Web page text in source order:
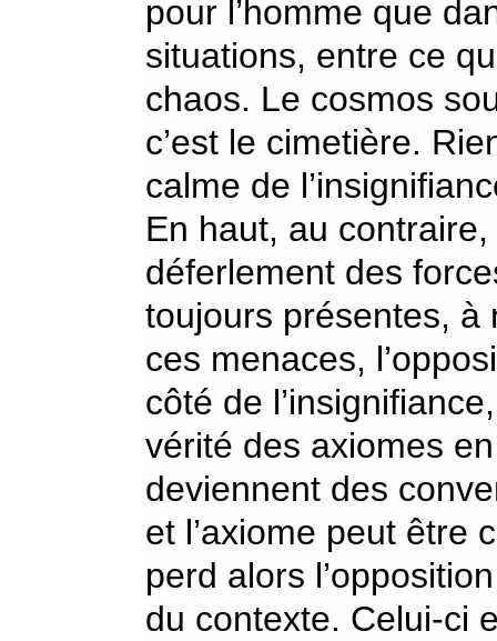
pour l’homme que
situations, entre ce
chaos. Le cosmos
c’est le cimetière.
calme de
En haut, au contraire,
déferlement des
toujours présentes, à
ces menaces,
côté de
vérité des axiomes
deviennent des
et l’axiome peut être
perd alors
du contexte. Celui-ci